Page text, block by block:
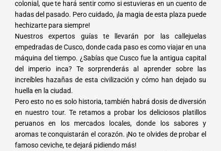
colonial, que te hará sentir como si estuvieras en un cuento de
hadas del pasado. Pero cuidado, ¡la magia de esta plaza puede
hechizarte para siempre!
Nuestros expertos guías te llevarán por las callejuelas
empedradas de Cusco, donde cada paso es como viajar en una
máquina del tiempo. ¿Sabías que Cusco fue la antigua capital
del imperio inca? Te sorprenderás al aprender sobre las
increíbles hazañas de esta civilización y cómo han dejado su
huella en la ciudad.
Pero esto no es solo historia, también habrá dosis de diversión
en nuestro tour. Te retamos a probar los deliciosos platillos
peruanos en los mercados locales, donde los sabores y
aromas te conquistarán el corazón. ¡No te olvides de probar el
famoso ceviche, te dejará pidiendo más!